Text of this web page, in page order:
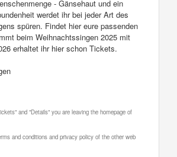
- Gänsehaut und ein
werdet ihr bei jeder Art des
spüren. Findet hier eure passenden
beim Weihnachtssingen 2025 mit
erhaltet ihr hier schon Tickets.
and "Details" you are leaving the homepage of
and conditions and privacy policy of the other web